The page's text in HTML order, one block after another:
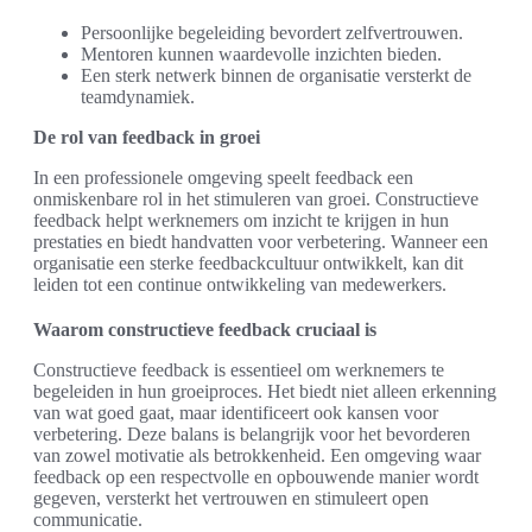
Persoonlijke begeleiding bevordert zelfvertrouwen.
Mentoren kunnen waardevolle inzichten bieden.
Een sterk netwerk binnen de organisatie versterkt de
teamdynamiek.
De rol van feedback in groei
In een professionele omgeving speelt feedback een
onmiskenbare rol in het stimuleren van groei. Constructieve
feedback helpt werknemers om inzicht te krijgen in hun
prestaties en biedt handvatten voor verbetering. Wanneer een
organisatie een sterke feedbackcultuur ontwikkelt, kan dit
leiden tot een continue ontwikkeling van medewerkers.
Waarom constructieve feedback cruciaal is
Constructieve feedback is essentieel om werknemers te
begeleiden in hun groeiproces. Het biedt niet alleen erkenning
van wat goed gaat, maar identificeert ook kansen voor
verbetering. Deze balans is belangrijk voor het bevorderen
van zowel motivatie als betrokkenheid. Een omgeving waar
feedback op een respectvolle en opbouwende manier wordt
gegeven, versterkt het vertrouwen en stimuleert open
communicatie.